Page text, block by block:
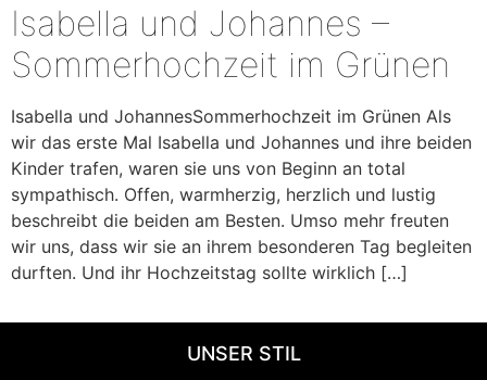
Isabella und Johannes –
Sommerhochzeit im Grünen
Isabella und JohannesSommerhochzeit im Grünen Als
wir das erste Mal Isabella und Johannes und ihre beiden
Kinder trafen, waren sie uns von Beginn an total
sympathisch. Offen, warmherzig, herzlich und lustig
beschreibt die beiden am Besten. Umso mehr freuten
wir uns, dass wir sie an ihrem besonderen Tag begleiten
durften. Und ihr Hochzeitstag sollte wirklich […]
UNSER STIL